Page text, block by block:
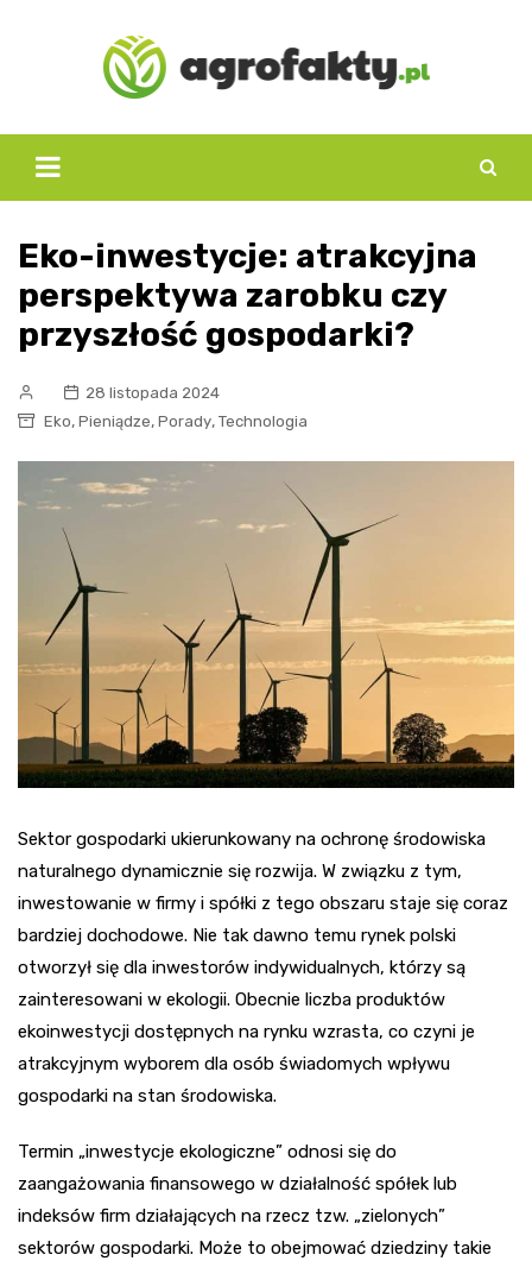
Eko-inwestycje: atrakcyjna
perspektywa zarobku czy
przyszłość gospodarki?
28 listopada 2024
Eko, Pieniądze, Porady, Technologia
Sektor gospodarki ukierunkowany na ochronę środowiska
naturalnego dynamicznie się rozwija. W związku z tym,
inwestowanie w firmy i spółki z tego obszaru staje się coraz
bardziej dochodowe. Nie tak dawno temu rynek polski
otworzył się dla inwestorów indywidualnych, którzy są
zainteresowani w ekologii. Obecnie liczba produktów
ekoinwestycji dostępnych na rynku wzrasta, co czyni je
atrakcyjnym wyborem dla osób świadomych wpływu
gospodarki na stan środowiska.
Termin „inwestycje ekologiczne” odnosi się do
zaangażowania finansowego w działalność spółek lub
indeksów firm działających na rzecz tzw. „zielonych”
sektorów gospodarki. Może to obejmować dziedziny takie